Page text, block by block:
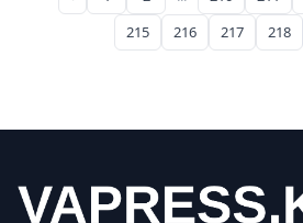
215
216 217 218